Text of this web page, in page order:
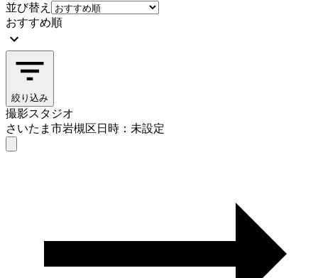
並び替え
おすすめ順
絞り込み
撮影スタジオ
さいたま市岩槻区日時：未設定